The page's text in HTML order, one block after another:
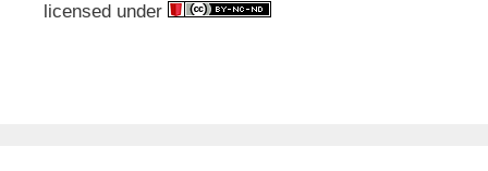
licensed under